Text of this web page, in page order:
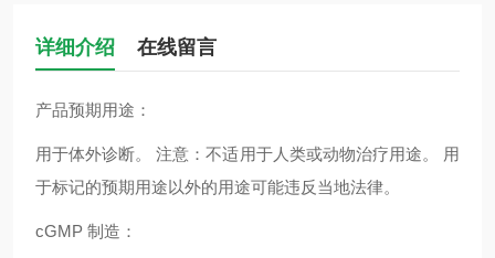
详细介绍 在线留言
产品预期用途：
用于体外诊断。 注意：不适用于人类或动物治疗用途。 用
于标记的预期用途以外的用途可能违反当地法律。
cGMP 制造：